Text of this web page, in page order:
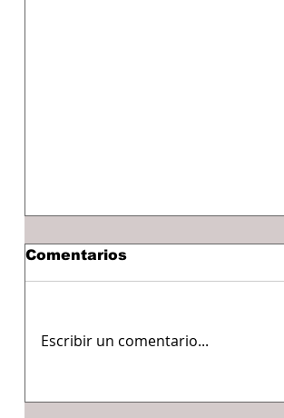
Comentarios
Escribir un comentario...